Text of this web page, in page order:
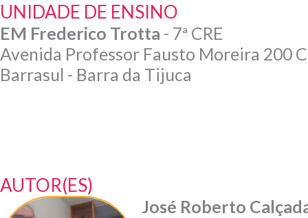
UNIDADE DE ENSINO
EM Frederico Trotta - 7ª CRE
Avenida Professor Fausto Moreira 200
Barrasul - Barra da Tijuca
AUTOR(ES)
José Roberto